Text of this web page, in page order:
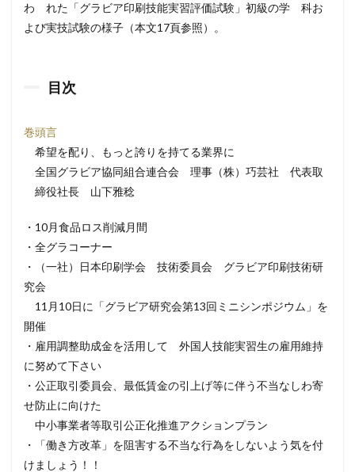
わ れた「グラビア印刷技能実習評価試験」初級の学 科お
よび実技試験の様子（本文17頁参照）。
目次
巻頭言
希望を配り、もっと誇りを持てる業界に
全国グラビア協同組合連合会 理事（株）巧芸社 代表取
締役社長 山下雅稔
・10月食品ロス削減月間
・全グラコーナー
・（一社）日本印刷学会 技術委員会 グラビア印刷技術研
究会
11月10日に「グラビア研究会第13回ミニシンポジウム」を
開催
・雇用調整助成金を活用して 外国人技能実習生の雇用維持
に努めて下さい
・公正取引委員会、最低賃金の引上げ等に伴う不当なしわ寄
せ防止に向けた
中小事業者等取引公正化推進アクションプラン
・「働き方改革」を阻害する不当な行為をしないよう気を付
けましょう！！